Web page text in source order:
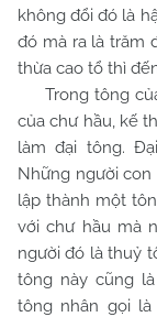
không đổi đó là
đó mà ra là trăm
thừa cao tổ thì
Trong tông
của chư hầu, kế
làm đại tông.
Những người con
lập thành một
với chư hầu mà
người đó là thuỷ
tông này cũng
tông nhân gọi